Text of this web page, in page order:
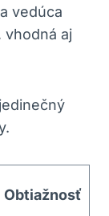
vedúca
vhodná aj
Obtiažnosť